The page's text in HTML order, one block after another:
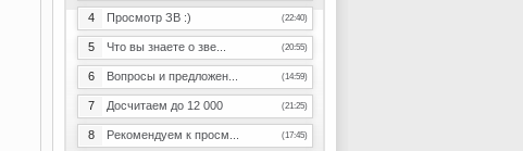
4 Просмотр ЗВ :) (22:40)
5 Что вы знаете о зве... (20:55)
6 Вопросы и предложен... (14:59)
7 Досчитаем до 12 000 (21:25)
8 Рекомендуем к просм... (17:45)